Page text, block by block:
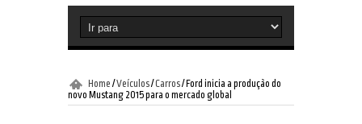
Home /Veículos/Carros/ Ford inicia a produção do
novo Mustang 2015 para o mercado global